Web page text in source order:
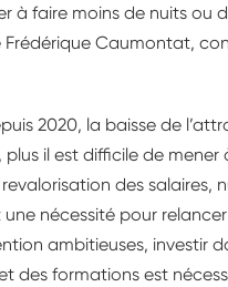
à faire moins de nuits ou
Caumontat,
2020, la baisse de
il est difficile de mener
des salaires,
nécessité pour
ambitieuses, investir
des formations est